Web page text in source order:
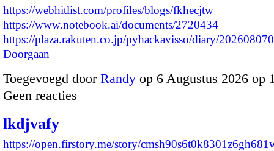
https://webhitlist.com/profiles/blogs/fkhecjtw
https://www.notebook.ai/documents/2720434
https://plaza.rakuten.co.jp/pyhackavisso/diary/
Doorgaan
Toegevoegd door Randy op 6 Augustus 2026
Geen reacties
lkdjvafy
https://open.firstory.me/story/